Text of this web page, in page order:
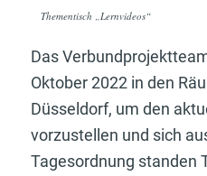
Thementisch „Lernvideos“
Das
Oktober 2022 in den
Düsseldorf, um den
vorzustellen und sich
Tagesordnung standen